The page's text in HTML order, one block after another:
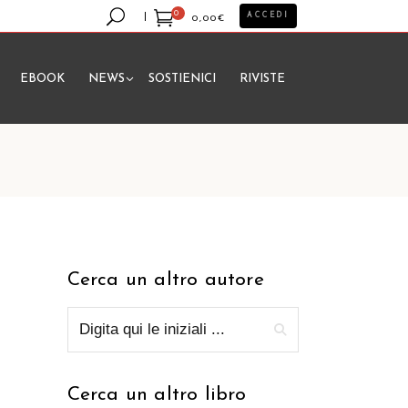
0
0,00€
prodotto nel carrello.
ACCEDI
EBOOK NEWS SOSTIENICI RIVISTE
Cerca un altro autore
Cerca un altro libro